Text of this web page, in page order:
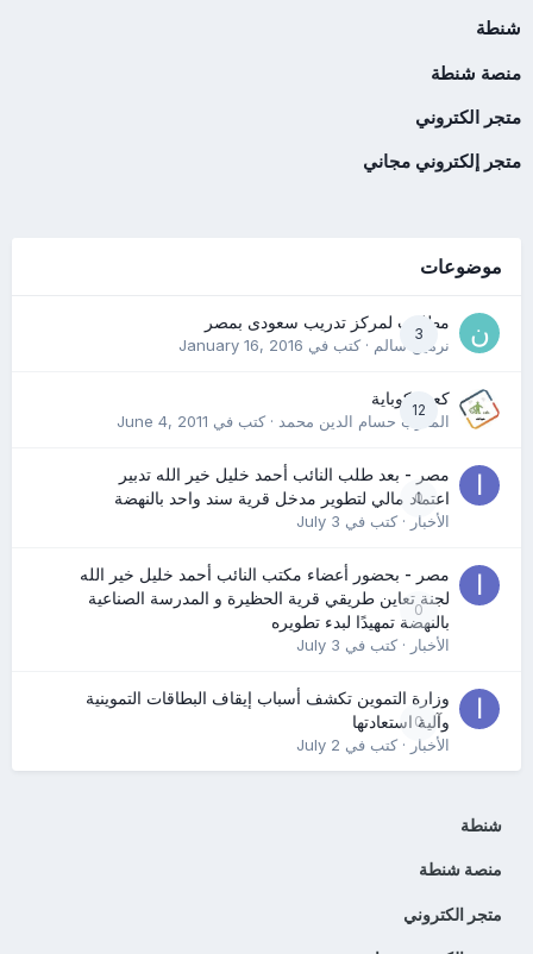
شنطة
منصة شنطة
متجر الكتروني
متجر إلكتروني مجاني
موضوعات
3
مطلوب لمركز تدريب سعودى بمصر
نرمين سالم· كتب في January 16, 2016
12
كعب كوباية
المدرب حسام الدين محمد· كتب في June 4, 2011
0
مصر - بعد طلب النائب أحمد خليل خير الله تدبير
اعتماد مالي لتطوير مدخل قرية سند واحد بالنهضة
الأخبار· كتب في July 3
0
مصر - بحضور أعضاء مكتب النائب أحمد خليل خير الله
لجنة تعاين طريقي قرية الحظيرة و المدرسة الصناعية
بالنهضة تمهيدًا لبدء تطويره
الأخبار· كتب في July 3
0
وزارة التموين تكشف أسباب إيقاف البطاقات التموينية
وآلية استعادتها
الأخبار· كتب في July 2
شنطة
منصة شنطة
متجر الكتروني